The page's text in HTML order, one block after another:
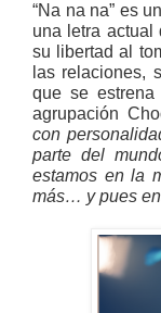
“Na na na” es
una letra actual
su libertad al
las relaciones,
que se
agrupación
con
parte del
estamos en la
más… y pues